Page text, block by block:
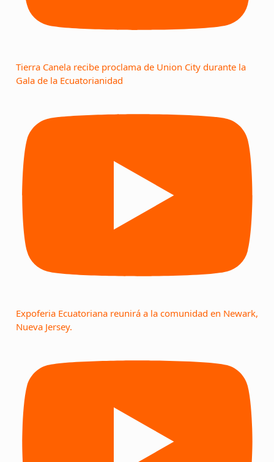
Tierra Canela recibe proclama de Union City durante la
Gala de la Ecuatorianidad
Expoferia Ecuatoriana reunirá a la comunidad en Newark,
Nueva Jersey.